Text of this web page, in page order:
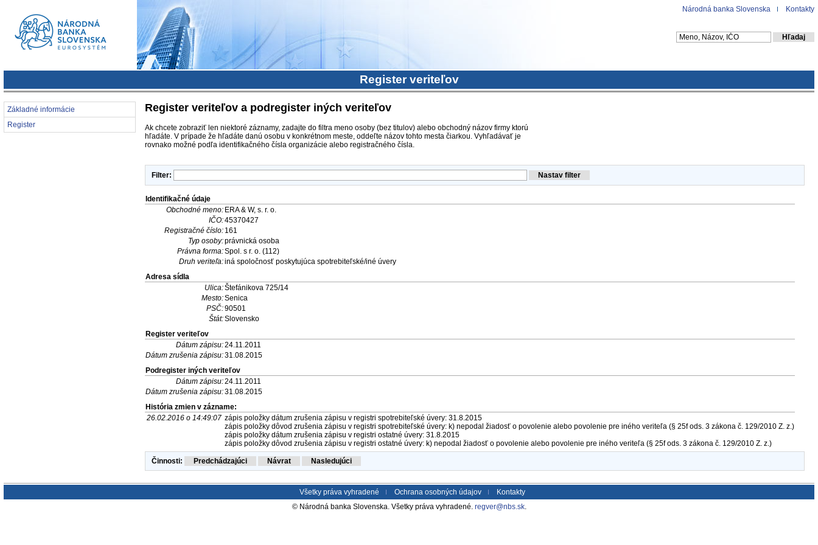
Národná banka Slovenska Kontakty
Register veriteľov
Základné informácie
Register
Register veriteľov a podregister iných veriteľov
Ak chcete zobraziť len niektoré záznamy, zadajte do filtra meno osoby (bez titulov) alebo obchodný názov firmy ktorú
hľadáte. V prípade že hľadáte danú osobu v konkrétnom meste, oddeľte názov tohto mesta čiarkou. Vyhľadávať je
rovnako možné podľa identifikačného čísla organizácie alebo registračného čísla.
Filter:
Identifikačné údaje
Obchodné meno: ERA & W, s. r. o.
IČO:45370427
Registračné číslo: 161
Typ osoby:právnická osoba
Právna forma:Spol. s r. o. (112)
Druh veriteľa:iná spoločnosť poskytujúca spotrebiteľské/iné úvery
Adresa sídla
Ulica:Štefánikova 725/14
Mesto:Senica
PSČ:90501
Štát:Slovensko
Register veriteľov
Dátum zápisu:24.11.2011
Dátum zrušenia zápisu:31.08.2015
Podregister iných veriteľov
Dátum zápisu:24.11.2011
Dátum zrušenia zápisu:31.08.2015
História zmien v zázname:
26.02.2016 o 14:49:07 zápis položky dátum zrušenia zápisu v registri spotrebiteľské úvery: 31.8.2015
zápis položky dôvod zrušenia zápisu v registri spotrebiteľské úvery: k) nepodal žiadosť o povolenie alebo povolenie pre iného veriteľa (§ 25f ods. 3 zákona č. 129/2010 Z. z.)
zápis položky dátum zrušenia zápisu v registri ostatné úvery: 31.8.2015
zápis položky dôvod zrušenia zápisu v registri ostatné úvery: k) nepodal žiadosť o povolenie alebo povolenie pre iného veriteľa (§ 25f ods. 3 zákona č. 129/2010 Z. z.)
Činnosti:
Všetky práva vyhradené Ochrana osobných údajov
Kontakty
© Národná banka Slovenska. Všetky práva vyhradené. regver@nbs.sk.